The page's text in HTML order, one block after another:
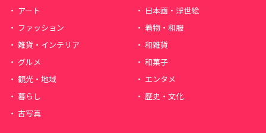
アート
日本画・浮世絵
ファッション
着物・和服
雑貨・インテリア
和雑貨
グルメ
和菓子
観光・地域
エンタメ
暮らし
歴史・文化
古写真